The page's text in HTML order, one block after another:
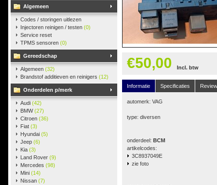
Algemeen
Codes / storingen uitlezen
Injectoren reinigen / testen (0)
Service reset
TPMS sensoren (0)
Gereedschap
Algemeen (32)
Brandstof additieven en reinigers (12)
Onderdelen p/merk
Audi (42)
BMW(27)
Citroen (36)
Fiat (3)
Hyundai (5)
Jeep (6)
Kia (3)
Land Rover (9)
Mercedes (98)
Mini (14)
Nissan (7)
€50,00 Incl. btw
Informatie Specificaties
automerk: VAG
type: diversen
onderdeel: BCM
artikelcodes:
3C8937049E
zie foto